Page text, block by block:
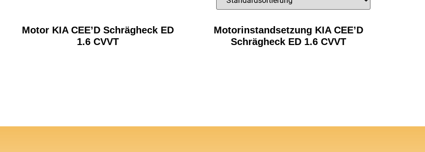
Motor KIA CEE’D Schrägheck ED
1.6 CVVT
Motorinstandsetzung KIA CEE’D
Schrägheck ED 1.6 CVVT